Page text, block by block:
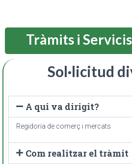
Tràmits i
Sol·licitud
A qui va dirigit?
Regidoria de comerç i mercats
Com realitzar el tràmit